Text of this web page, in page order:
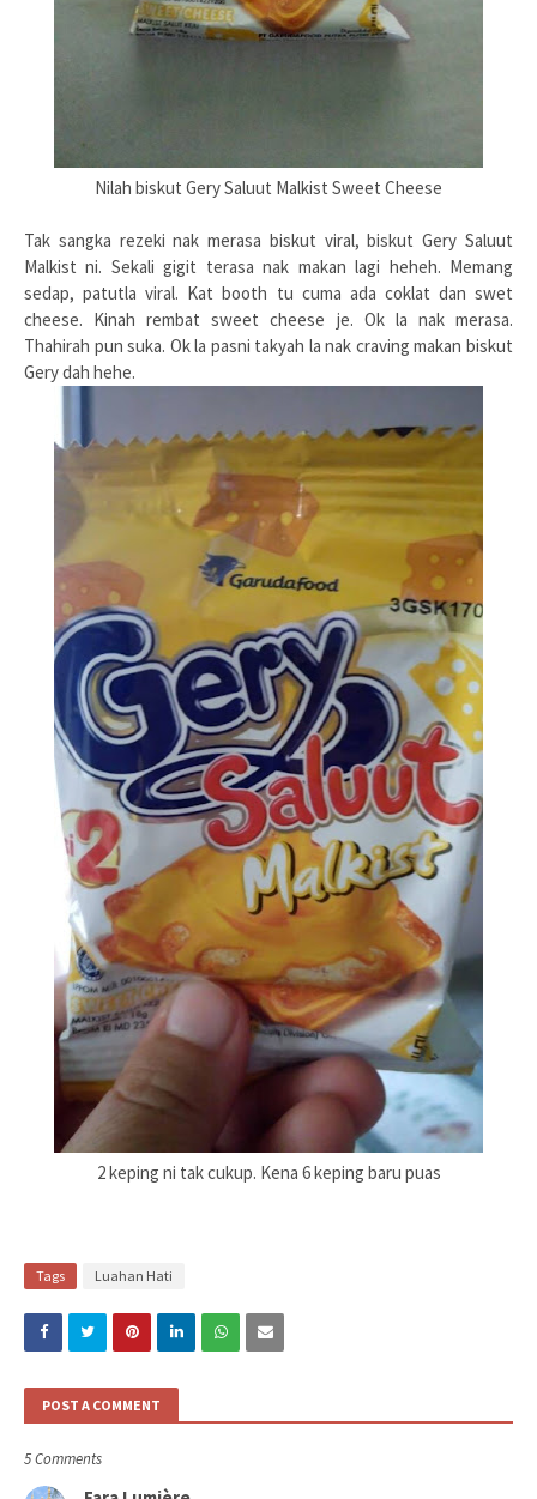
Nilah biskut Gery Saluut Malkist Sweet Cheese
Tak sangka rezeki nak merasa biskut viral, biskut Gery Saluut
Malkist ni. Sekali gigit terasa nak makan lagi heheh. Memang
sedap, patutla viral. Kat booth tu cuma ada coklat dan swet
cheese. Kinah rembat sweet cheese je. Ok la nak merasa.
Thahirah pun suka. Ok la pasni takyah la nak craving makan biskut
Gery dah hehe.
2 keping ni tak cukup. Kena 6 keping baru puas
Tags Luahan Hati
POST A COMMENT
5 Comments